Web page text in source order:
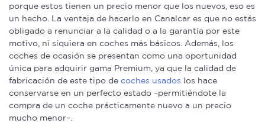
porque estos tienen un precio menor que los nuevos, eso es
un hecho. La ventaja de hacerlo en Canalcar es que no estás
obligado a renunciar a la calidad o a la garantía por este
motivo, ni siquiera en coches más básicos. Además, los
coches de ocasión se presentan como una oportunidad
única para adquirir gama Premium, ya que la calidad de
fabricación de este tipo de coches usados los hace
conservarse en un perfecto estado –permitiéndote la
compra de un coche prácticamente nuevo a un precio
mucho menor–.